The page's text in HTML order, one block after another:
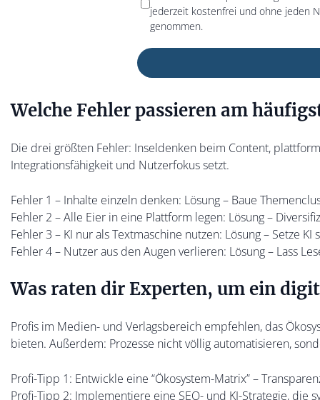
jederzeit kostenfrei und ohne jeden
genommen.
Welche Fehler passieren am
Die drei größten Fehler: Inseldenken beim Content,
Integrationsfähigkeit und Nutzerfokus setzt.
Fehler 1 – Inhalte einzeln denken: Lösung – Baue
Fehler 2 – Alle Eier in eine Plattform legen: Lösung –
Fehler 3 – KI nur als Textmaschine nutzen: Lösung – Setze
Fehler 4 – Nutzer aus den Augen verlieren: Lösung – Lass
Was raten dir Experten, um ein
Profis im Medien- und Verlagsbereich empfehlen, das
bieten. Außerdem: Prozesse nicht völlig automatisieren,
Profi-Tipp 1: Entwickle eine “Ökosystem-Matrix” –
Profi-Tipp 2: Implementiere eine SEO- und KI-Strategie, die